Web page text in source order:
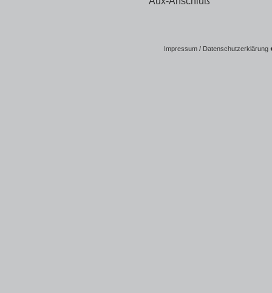
Impressum / Datenschutzerklärung